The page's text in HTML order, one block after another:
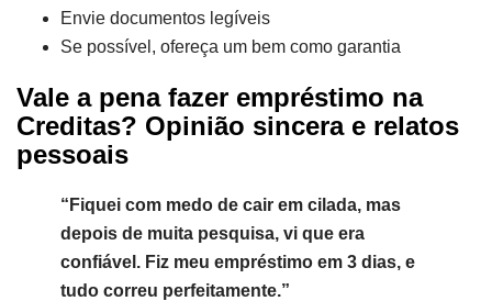
Envie documentos legíveis
Se possível, ofereça um bem como garantia
Vale a pena fazer empréstimo na
Creditas? Opinião sincera e relatos
pessoais
“Fiquei com medo de cair em cilada, mas
depois de muita pesquisa, vi que era
confiável. Fiz meu empréstimo em 3 dias, e
tudo correu perfeitamente.”